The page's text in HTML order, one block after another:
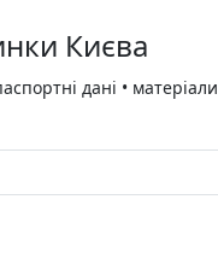
Києва
дані • матеріали